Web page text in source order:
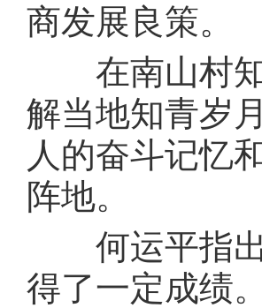
商发展良策。
在南山村知
解当地知青岁
人的奋斗记忆
阵地。
何运平指出
得了一定成绩